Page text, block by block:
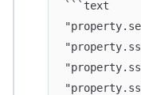
```text